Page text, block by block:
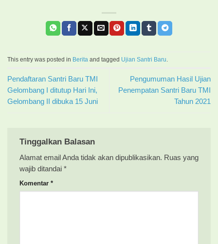
This entry was posted in Berita and tagged Ujian Santri Baru
Pendaftaran Santri Baru TMI
Gelombang I ditutup Hari Ini,
Gelombang II dibuka 15 Juni
Pengumuman Hasil Ujian
Penempatan Santri Baru TMI
Tahun 2021
Tinggalkan Balasan
Alamat email Anda tidak akan dipublikasikan. Ruas yang
wajib ditandai *
Komentar *